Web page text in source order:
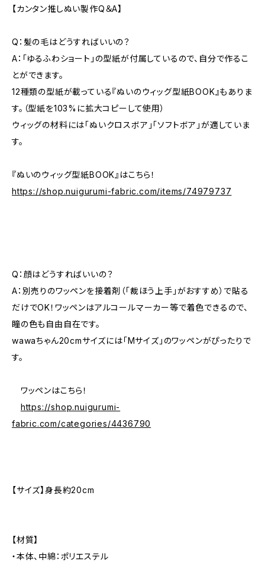
【カンタン推しぬい製作Q＆A】
Q：髪の毛はどうすればいいの？
A：「ゆるふわショート」の型紙が付属しているので、自分で作るこ
とができます。
12種類の型紙が載っている『ぬいのウィッグ型紙BOOK』もありま
す。（型紙を103%に拡大コピーして使用）
ウィッグの材料には「ぬいクロスボア」「ソフトボア」が適していま
す。
『ぬいのウィッグ型紙BOOK』はこちら！
https://shop.nuigurumi-fabric.com/items/74979737
Q：顔はどうすればいいの？
A：別売りのワッペンを接着剤（「裁ほう上手」がおすすめ）で貼る
だけでOK！ワッペンはアルコールマーカー等で着色できるので、
瞳の色も自由自在です。
wawaちゃん20cmサイズには「Mサイズ」のワッペンがぴったりで
す。
ワッペンはこちら！
https://shop.nuigurumi-
fabric.com/categories/4436790
【サイズ】身長約20cm
【材質】
・本体、中綿：ポリエステル